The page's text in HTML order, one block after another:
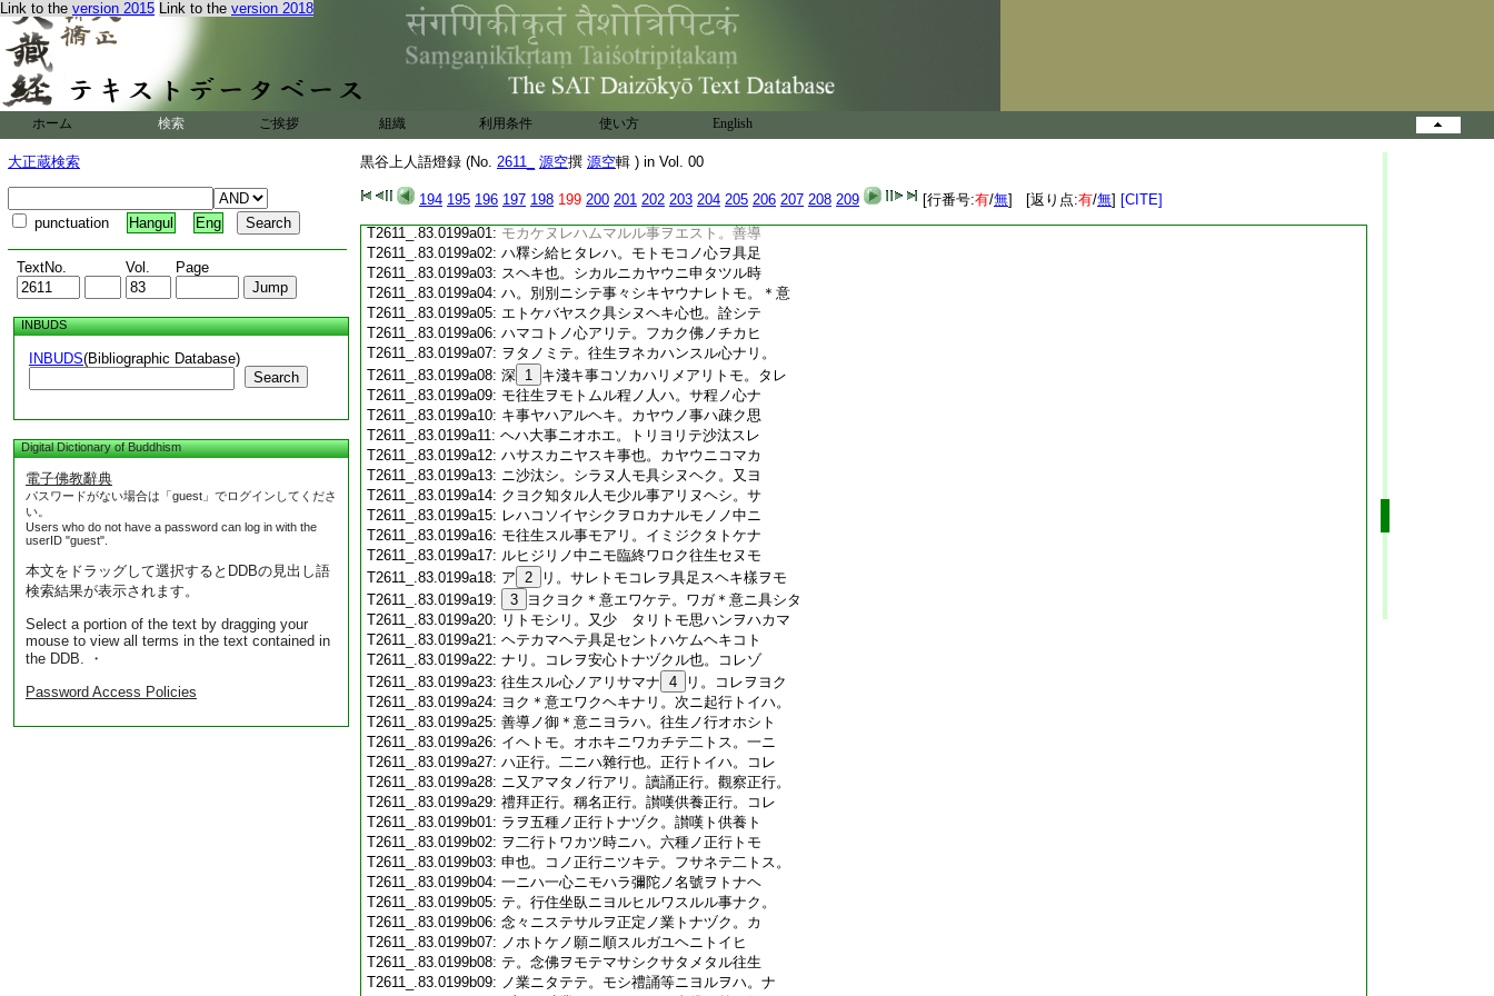
Link to the version 2015 Link to the version 2018
ホーム 検索 ご挨拶 組織 利用条件 使い方 English
大正蔵検索
punctuation Hangul Eng
TextNo. Vol. Page
INBUDS
INBUDS(Bibliographic Database)
Search
Digital Dictionary of Buddhism
電子佛教辭典
パスワードがない場合は「guest」でログインしてくださ
い。
Users who do not have a password can log in with the
userID "guest".
本文をドラッグして選択するとDDBの見出し語
検索結果が表示されます。
Select a portion of the text by dragging your
mouse to view all terms in the text contained in
the DDB. ・
Password Access Policies
黒谷上人語燈録 (No. 2611_ 源空撰 源空輯 ) in Vol. 00
194 195 196 197 198 199 200 201 202 203 204 205 206 207 208 209 [行番号:有/無] [返り点:有/無] [CITE]
T2611_.83.0198c19:トモヲノツカラタヨリニシタカヒテ僧ヲ
T2611_.83.0198c20:モ供養シ。人ニ物ヲモホドコシアタヘタ
T2611_.83.0198c21:ランヲモ。ツクランニシタカヒテ。ミナ往
T2611_.83.0198c22:生ノタメニ迴向スヘシトイフ＊意也。コノ
心金剛ノコトクシテ。アラヌサトリノ人
ニヲシヘラレテ。カレコレニ迴向スル事
T2611_.83.0198c25:ナカレトイフ也。金剛ハイカニモヤフレ
T2611_.83.0198c27: 7 モテ迴向發願シテムマルト申也。三心ノ
T2611_.83.0198c28: アリサマアラアラカクノコトシ。コノ三
T2611_.83.0199a01: モカケヌレハムマルル事ヲエスト。善導
T2611_.83.0199a02: ハ釋シ給ヒタレハ。モトモコノ心ヲ具足
T2611_.83.0199a03: スヘキ也。シカルニカヤウニ申タツル時
T2611_.83.0199a04: ハ。別別ニシテ事々シキヤウナレトモ。＊意
T2611_.83.0199a05: エトケバヤスク具シヌヘキ心也。詮シテ
T2611_.83.0199a06: ハマコトノ心アリテ。フカク佛ノチカヒ
T2611_.83.0199a07: ヲタノミテ。往生ヲネカハンスル心ナリ。
T2611_.83.0199a08: 深 1 キ淺キ事コソカハリメアリトモ。タレ
T2611_.83.0199a09: モ往生ヲモトムル程ノ人ハ。サ程ノ心ナ
T2611_.83.0199a10: キ事ヤハアルヘキ。カヤウノ事ハ疎ク思
T2611_.83.0199a11: ヘハ大事ニオホエ。トリヨリテ沙汰スレ
T2611_.83.0199a12: ハサスカニヤスキ事也。カヤウニコマカ
T2611_.83.0199a13: ニ沙汰シ。シラヌ人モ具シヌヘク。又ヨ
T2611_.83.0199a14: クヨク知タル人モ少ル事アリヌヘシ。サ
T2611_.83.0199a15: レハコソイヤシクヲロカナルモノノ中ニ
T2611_.83.0199a16: モ往生スル事モアリ。イミジクタトケナ
T2611_.83.0199a17: ルヒジリノ中ニモ臨終ワロク往生セヌモ
T2611_.83.0199a18: ア 2
リ。サレトモコレヲ具足スヘキ樣ヲモ
T2611_.83.0199a19:
3
ヨクヨク＊意エワケテ。ワガ＊意ニ具シタ
T2611_.83.0199a20: リトモシリ。又少 タリトモ思ハンヲハカマ
T2611_.83.0199a21: ヘテカマヘテ具足セントハケムヘキコト
T2611_.83.0199a22: ナリ。コレヲ安心トナヅクル也。コレゾ
T2611_.83.0199a23: 往生スル心ノアリサマナ 4
リ。コレヲヨク
T2611_.83.0199a24: ヨク＊意エワクヘキナリ。次ニ起行トイハ。
T2611_.83.0199a25: 善導ノ御＊意ニヨラハ。往生ノ行オホシト
T2611_.83.0199a26: イヘトモ。オホキニワカチテ二トス。一ニ
T2611_.83.0199a27: ハ正行。二ニハ雜行也。正行トイハ。コレ
T2611_.83.0199a28: ニ又アマタノ行アリ。讀誦正行。觀察正行。
T2611_.83.0199a29: 禮拜正行。稱名正行。讃嘆供養正行。コレ
T2611_.83.0199b01: ラヲ五種ノ正行トナヅク。讃嘆ト供養ト
T2611_.83.0199b02: ヲ二行トワカツ時ニハ。六種ノ正行トモ
T2611_.83.0199b03: 申也。コノ正行ニツキテ。フサネテ二トス。
T2611_.83.0199b04: 一ニハ一心ニモハラ彌陀ノ名號ヲトナヘ
T2611_.83.0199b05: テ。行住坐臥ニヨルヒルワスルル事ナク。
T2611_.83.0199b06: 念々ニステサルヲ正定ノ業トナヅク。カ
T2611_.83.0199b07: ノホトケノ願ニ順スルガユヘニトイヒ
T2611_.83.0199b08: テ。念佛ヲモテマサシクサタメタル往生
T2611_.83.0199b09: ノ業ニタテテ。モシ禮誦等ニヨルヲハ。ナ